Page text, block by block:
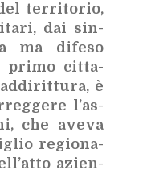
ter­ri­to­rio,
dai sin­
ma di­fe­so
pri­mo cit­ta­
ad­di­rit­tu­ra, è
l’as­
che ave­va
re­gio­na­
azien­